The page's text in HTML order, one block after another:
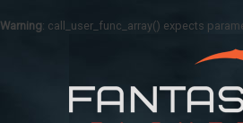
Warning: call_user_func_array() expects